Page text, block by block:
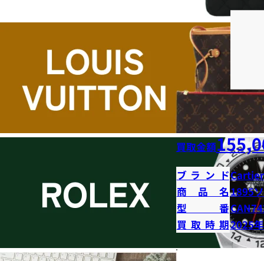
買取金額
ブランドCartier
商品名1895
型番
買取時期2025